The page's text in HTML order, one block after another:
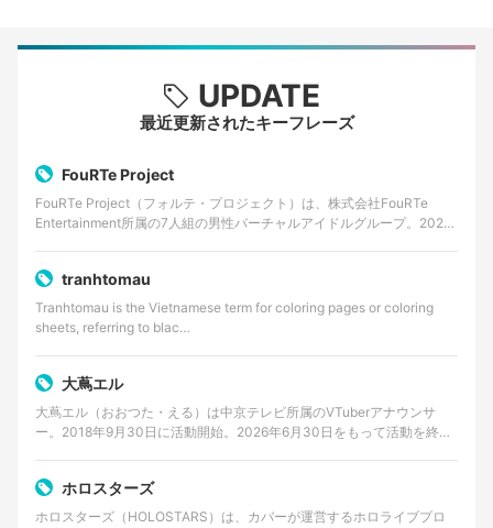
UPDATE
最近更新されたキーフレーズ
FouRTe Project
FouRTe Project（フォルテ・プロジェクト）は、株式会社FouRTe
Entertainment所属の7人組の男性バーチャルアイドルグループ。2025
tranhtomau
Tranhtomau is the Vietnamese term for coloring pages or coloring
sheets, referring to blac…
大蔦エル
大蔦エル（おおつた・える）は中京テレビ所属のVTuberアナウンサ
ー。2018年9月30日に活動開始。2026年6月30日をもって活動を終了
ホロスターズ
ホロスターズ（HOLOSTARS）は、カバーが運営するホロライブプロ